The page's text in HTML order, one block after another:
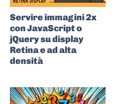
Servire immagini 2x
con JavaScript o
jQuery su display
Retina e ad alta
densità